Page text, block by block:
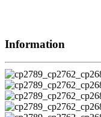
Information